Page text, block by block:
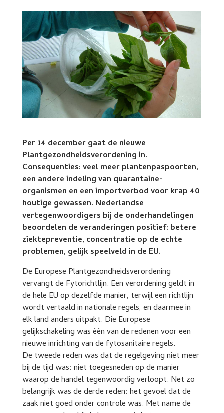
Per 14 december gaat de nieuwe
Plantgezondheidsverordening in.
Consequenties: veel meer plantenpaspoorten,
een andere indeling van quarantaine-
organismen en een importverbod voor krap 40
houtige gewassen. Nederlandse
vertegenwoordigers bij de onderhandelingen
beoordelen de veranderingen positief: betere
ziektepreventie, concentratie op de echte
problemen, gelijk speelveld in de EU.
De Europese Plantgezondheidsverordening
vervangt de Fytorichtlijn. Een verordening geldt in
de hele EU op dezelfde manier, terwijl een richtlijn
wordt vertaald in nationale regels, en daarmee in
elk land anders uitpakt. Die Europese
gelijkschakeling was één van de redenen voor een
nieuwe inrichting van de fytosanitaire regels.
De tweede reden was dat de regelgeving niet meer
bij de tijd was: niet toegesneden op de manier
waarop de handel tegenwoordig verloopt. Net zo
belangrijk was de derde reden: het gevoel dat de
zaak niet goed onder controle was. Met name de